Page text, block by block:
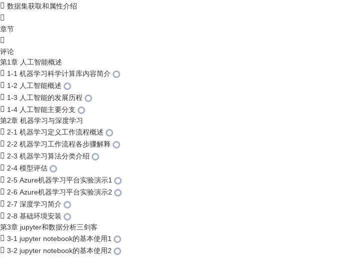
数据集获取和属性介绍
章节
评论
第1章 人工智能概述
1-1 机器学习科学计算库内容简介
1-2 人工智能概述
1-3 人工智能的发展历程
1-4 人工智能主要分支
第2章 机器学习与深度学习
2-1 机器学习定义工作流程概述
2-2 机器学习工作流程各步骤解释
2-3 机器学习算法分类介绍
2-4 模型评估
2-5 Azure机器学习平台实验演示1
2-6 Azure机器学习平台实验演示2
2-7 深度学习简介
2-8 基础环境安装
第3章 jupyter和数据分析三剑客
3-1 jupyter notebook的基本使用1
3-2 jupyter notebook的基本使用2